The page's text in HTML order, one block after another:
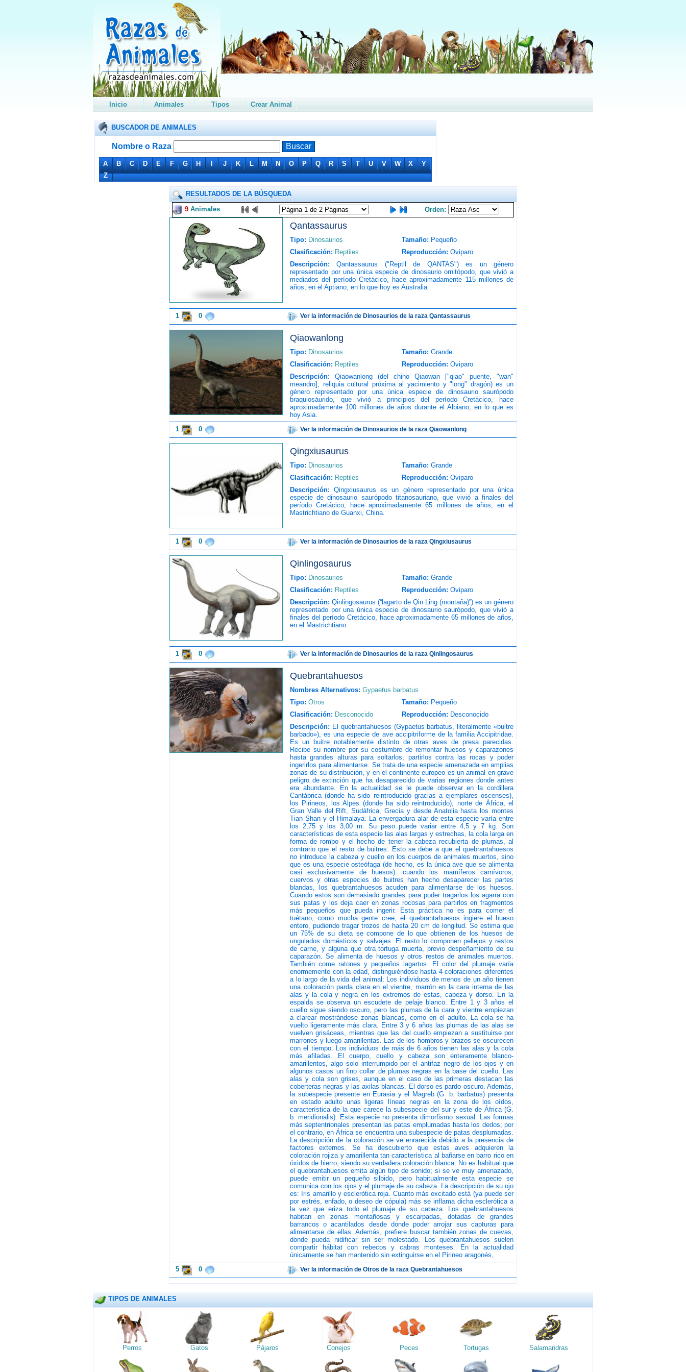
Inicio Animales Tipos Crear Animal
BUSCADOR DE ANIMALES
Nombre o Raza
A B C D E F G H I J K L M N O P Q R S T U V W X
Y
Z
RESULTADOS DE LA BÚSQUEDA
9 Animales Orden:
Qantassaurus
Tipo: Dinosaurios Tamaño: Pequeño
Clasificación: Reptiles Reproducción: Oviparo
Descripción: Qantassaurus ("Reptil de QANTAS") es un género
representado por una única especie de dinosaurio ornitópodo, que vivió a
mediados del período Cretácico, hace aproximadamente 115 millones de
años, en el Aptiano, en lo que hoy es Australia.
1 0 Ver la información de Dinosaurios de la raza Qantassaurus
Qiaowanlong
Tipo: Dinosaurios Tamaño: Grande
Clasificación: Reptiles Reproducción: Oviparo
Descripción: Qiaowanlong (del chino Qiaowan ["qiao" puente, "wan"
meandro], reliquia cultural próxima al yacimiento y "long" dragón) es un
género representado por una única especie de dinosaurio saurópodo
braquiosáurido, que vivió a principios del período Cretácico, hace
aproximadamente 100 millones de años durante el Albiano, en lo que es
hoy Asia.
1
0 Ver la información de Dinosaurios de la raza Qiaowanlong
Qingxiusaurus
Tipo: Dinosaurios Tamaño: Grande
Clasificación: Reptiles Reproducción: Oviparo
Descripción: Qingxiusaurus es un género representado por una única
especie de dinosaurio saurópodo titanosauriano, que vivió a finales del
período Cretácico, hace aproximadamente 65 millones de años, en el
Mastrichtiano de Guanxi, China.
1 0 Ver la información de Dinosaurios de la raza Qingxiusaurus
Qinlingosaurus
Tipo: Dinosaurios Tamaño: Grande
Clasificación: Reptiles Reproducción: Oviparo
Descripción: Qinlingosaurus (“lagarto de Qin Ling (montaña)”) es un género
representado por una única especie de dinosaurio saurópodo, que vivió a
finales del período Cretácico, hace aproximadamente 65 millones de años,
en el Mastrichtiano.
1 0 Ver la información de Dinosaurios de la raza Qinlingosaurus
Quebrantahuesos
Nombres Alternativos: Gypaetus barbatus
Tipo: Otros Tamaño: Pequeño
Clasificación: Desconocido Reproducción: Desconocido
Descripción: El quebrantahuesos (Gypaetus barbatus, literalmente «buitre
barbado»), es una especie de ave accipitriforme de la familia Accipitridae.
Es un buitre notablemente distinto de otras aves de presa parecidas.
Recibe su nombre por su costumbre de remontar huesos y caparazones
hasta grandes alturas para soltarlos, partirlos contra las rocas y poder
ingerirlos para alimentarse. Se trata de una especie amenazada en amplias
zonas de su distribución, y en el continente europeo es un animal en grave
peligro de extinción que ha desaparecido de varias regiones donde antes
era abundante. En la actualidad se le puede observar en la cordillera
Cantábrica (donde ha sido reintroducido gracias a ejemplares oscenses),
los Pirineos, los Alpes (donde ha sido reintroducido), norte de África, el
Gran Valle del Rift, Sudáfrica, Grecia y desde Anatolia hasta los montes
Tian Shan y el Himalaya. La envergadura alar de esta especie varía entre
los 2,75 y los 3,00 m. Su peso puede variar entre 4,5 y 7 kg. Son
características de esta especie las alas largas y estrechas, la cola larga en
forma de rombo y el hecho de tener la cabeza recubierta de plumas, al
contrario que el resto de buitres. Esto se debe a que el quebrantahuesos
no introduce la cabeza y cuello en los cuerpos de animales muertos, sino
que es una especie osteófaga (de hecho, es la única ave que se alimenta
casi exclusivamente de huesos): cuando los mamíferos carnívoros,
cuervos y otras especies de buitres han hecho desaparecer las partes
blandas, los quebrantahuesos acuden para alimentarse de los huesos.
Cuando estos son demasiado grandes para poder tragarlos los agarra con
sus patas y los deja caer en zonas rocosas para partirlos en fragmentos
más pequeños que pueda ingerir. Esta práctica no es para comer el
tuétano, como mucha gente cree, el quebrantahuesos ingiere el hueso
entero, pudiendo tragar trozos de hasta 20 cm de longitud. Se estima que
un 75% de su dieta se compone de lo que obtienen de los huesos de
ungulados domésticos y salvajes. El resto lo componen pellejos y restos
de carne, y alguna que otra tortuga muerta, previo despeñamiento de su
caparazón. Se alimenta de huesos y otros restos de animales muertos.
También come ratones y pequeños lagartos. El color del plumaje varía
enormemente con la edad, distinguiéndose hasta 4 coloraciones diferentes
a lo largo de la vida del animal: Los individuos de menos de un año tienen
una coloración parda clara en el vientre, marrón en la cara interna de las
alas y la cola y negra en los extremos de estas, cabeza y dorso. En la
espalda se observa un escudete de pelaje blanco. Entre 1 y 3 años el
cuello sigue siendo oscuro, pero las plumas de la cara y vientre empiezan
a clarear mostrándose zonas blancas, como en el adulto. La cola se ha
vuelto ligeramente más clara. Entre 3 y 6 años las plumas de las alas se
vuelven grisáceas, mientras que las del cuello empiezan a sustituirse por
marrones y luego amarillentas. Las de los hombros y brazos se oscurecen
con el tiempo. Los individuos de más de 6 años tienen las alas y la cola
más afiladas. El cuerpo, cuello y cabeza son enteramente blanco-
amarillentos, algo solo interrumpido por el antifaz negro de los ojos y en
algunos casos un fino collar de plumas negras en la base del cuello. Las
alas y cola son grises, aunque en el caso de las primeras destacan las
coberteras negras y las axilas blancas. El dorso es pardo oscuro. Además,
la subespecie presente en Eurasia y el Magreb (G. b. barbatus) presenta
en estado adulto unas ligeras líneas negras en la zona de los oídos,
característica de la que carece la subespecie del sur y este de África (G.
b. meridionalis). Esta especie no presenta dimorfismo sexual. Las formas
más septentrionales presentan las patas emplumadas hasta los dedos; por
el contrario, en África se encuentra una subespecie de patas desplumadas.
La descripción de la coloración se ve enrarecida debido a la presencia de
factores externos. Se ha descubierto que estas aves adquieren la
coloración rojiza y amarillenta tan característica al bañarse en barro rico en
óxidos de hierro, siendo su verdadera coloración blanca. No es habitual que
el quebrantahuesos emita algún tipo de sonido; si se ve muy amenazado,
puede emitir un pequeño silbido, pero habitualmente esta especie se
comunica con los ojos y el plumaje de su cabeza. La descripción de su ojo
es: Iris amarillo y esclerótica roja. Cuanto más excitado está (ya puede ser
por estrés, enfado, o deseo de cópula) más se inflama dicha esclerótica a
la vez que eriza todo el plumaje de su cabeza. Los quebrantahuesos
habitan en zonas montañosas y escarpadas, dotadas de grandes
barrancos o acantilados desde donde poder arrojar sus capturas para
alimentarse de ellas. Además, prefiere buscar también zonas de cuevas,
donde pueda nidificar sin ser molestado. Los quebrantahuesos suelen
compartir hábitat con rebecos y cabras monteses. En la actualidad
únicamente se han mantenido sin extinguirse en el Pirineo aragonés,
5
0 Ver la información de Otros de la raza Quebrantahuesos
TIPOS DE ANIMALES
Perros Gatos Pájaros Conejos Peces Tortugas Salamandras